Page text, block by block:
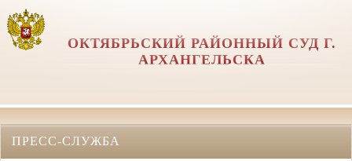
ОКТЯБРЬСКИЙ РАЙОННЫЙ СУД Г.
АРХАНГЕЛЬСКА
ПРЕСС-СЛУЖБА